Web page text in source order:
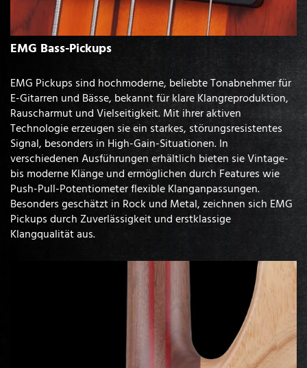
EMG Bass-Pickups
EMG Pickups sind hochmoderne, beliebte Tonabnehmer für
E-Gitarren und Bässe, bekannt für klare Klangreproduktion,
Rauscharmut und Vielseitigkeit. Mit ihrer aktiven
Technologie erzeugen sie ein starkes, störungsresistentes
Signal, besonders in High-Gain-Situationen. In
verschiedenen Ausführungen erhältlich bieten sie Vintage-
bis moderne Klänge und ermöglichen durch Features wie
Push-Pull-Potentiometer flexible Klanganpassungen.
Besonders geschätzt in Rock und Metal, zeichnen sich EMG
Pickups durch Zuverlässigkeit und erstklassige
Klangqualität aus.